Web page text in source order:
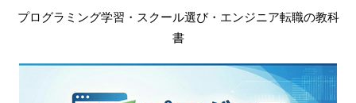
プログラミング学習・スクール選び・エンジニア転職の教科
書